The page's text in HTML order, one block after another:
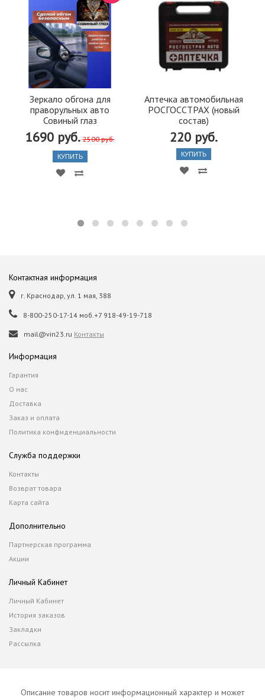
Зеркало обгона для
праворульных авто
Совиный глаз
1690 руб. 2500 руб.
КУПИТЬ
Аптечка автомобильная
РОСГОССТРАХ (новый
состав)
220 руб.
КУПИТЬ
Контактная информация
г. Краснодар, ул. 1 мая, 388
8-800-250-17-14 моб.+7 918-49-19-718
mail@vin23.ru Контакты
Информация
Гарантия
О нас
Доставка
Заказ и оплата
Политика конфиденциальности
Служба поддержки
Контакты
Возврат товара
Карта сайта
Дополнительно
Партнерская программа
Акции
Личный Кабинет
Личный Кабинет
История заказов
Закладки
Рассылка
Описание товаров носит информационный характер и может